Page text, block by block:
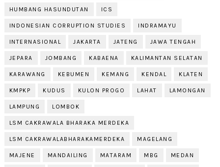
HUMBANG HASUNDUTAN ICS
INDONESIAN CORRUPTION STUDIES INDRAMAYU
INTERNASIONAL JAKARTA JATENG JAWA TENGAH
JEPARA JOMBANG KABAENA KALIMANTAN SELATAN
KARAWANG KEBUMEN KEMANG KENDAL KLATEN
KMPKP KUDUS KULON PROGO LAHAT LAMONGAN
LAMPUNG LOMBOK
LSM CAKRAWALA BHARAKA MERDEKA
LSM CAKRAWALABHARAKAMERDEKA MAGELANG
MAJENE MANDAILING MATARAM MBG MEDAN